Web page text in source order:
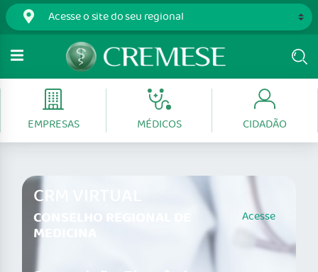
EMPRESAS MÉDICOS CIDADÃO
CRM VIRTUAL
CONSELHO REGIONAL DE
MEDICINA
Acesse